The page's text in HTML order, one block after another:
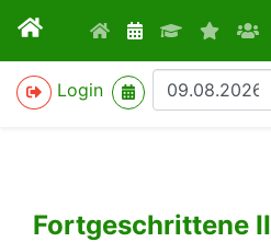
Login
>
Fortgeschrittene II